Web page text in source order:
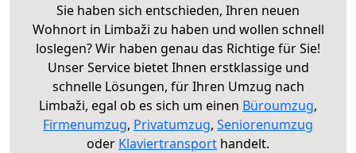
Sie haben sich entschieden, Ihren neuen
Wohnort in Limbaži zu haben und wollen schnell
loslegen? Wir haben genau das Richtige für Sie!
Unser Service bietet Ihnen erstklassige und
schnelle Lösungen, für Ihren Umzug nach
Limbaži, egal ob es sich um einen Büroumzug,
Firmenumzug, Privatumzug, Seniorenumzug
oder Klaviertransport handelt.